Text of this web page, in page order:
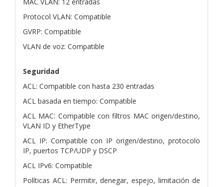
Protocol VLAN: Compatible
GVRP: Compatible
VLAN de voz: Compatible
Seguridad
ACL: Compatible con hasta 230 entradas
ACL basada en tiempo: Compatible
ACL MAC: Compatible con filtros MAC origen/destino,
VLAN ID y EtherType
ACL IP: Compatible con IP origen/destino, protocolo
IP, puertos TCP/UDP y DSCP
ACL IPv6: Compatible
Políticas ACL: Permitir, denegar, espejo, limitación de